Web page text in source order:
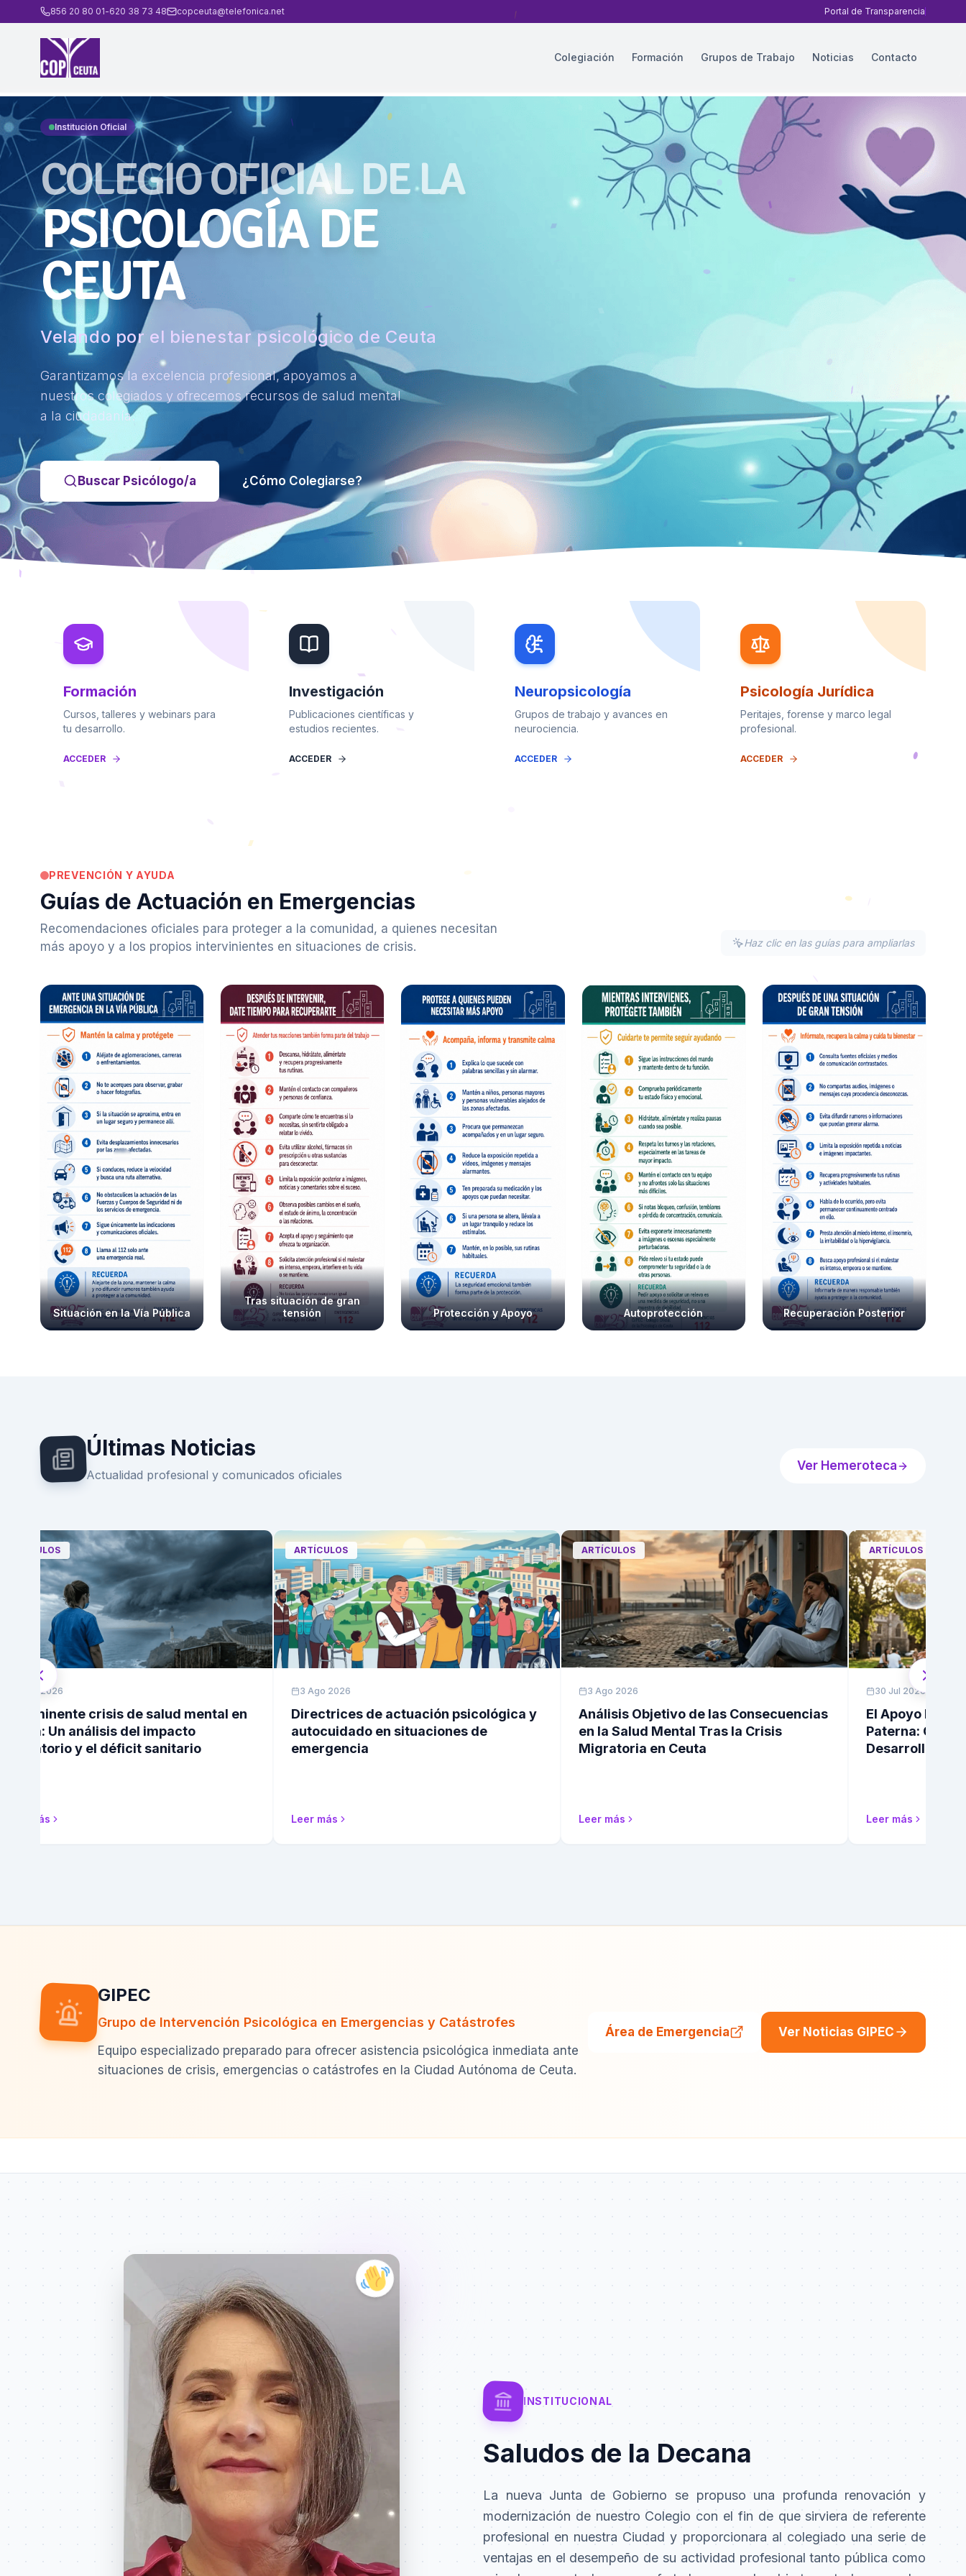
856 20 80 01-620 38 73 48 copceuta@telefonica.net Portal de Transparencia
Colegiación Formación Grupos de Trabajo Noticias Contacto
Institución Oficial
COLEGIO OFICIAL DE LA
PSICOLOGÍA DE
CEUTA
Velando por el bienestar psicológico de Ceuta
Garantizamos la excelencia profesional, apoyamos a
nuestros colegiados y ofrecemos recursos de salud mental
a la ciudadanía.
Buscar Psicólogo/a ¿Cómo Colegiarse?
Formación
Cursos, talleres y webinars para
tu desarrollo.
ACCEDER
Investigación
Publicaciones científicas y
estudios recientes.
ACCEDER
Neuropsicología
Grupos de trabajo y avances en
neurociencia.
ACCEDER
Psicología Jurídica
Peritajes, forense y marco legal
profesional.
ACCEDER
PREVENCIÓN Y AYUDA
Guías de Actuación en Emergencias
Recomendaciones oficiales para proteger a la comunidad, a quienes necesitan
más apoyo y a los propios intervinientes en situaciones de crisis.
Haz clic en las guías para ampliarlas
Situación en la Vía Pública
Tras situación de gran
tensión
Protección y Apoyo Autoprotección Recuperación Posterior
Últimas Noticias
Actualidad profesional y comunicados oficiales
Ver Hemeroteca
4 Ago 2026
inminente crisis de salud mental en
Un análisis del impacto
y el déficit sanitario
más
ARTÍCULOS
3 Ago 2026
Directrices de actuación psicológica y
autocuidado en situaciones de
emergencia
Leer más
ARTÍCULOS
3 Ago 2026
Análisis Objetivo de las Consecuencias
en la Salud Mental Tras la Crisis
Migratoria en Ceuta
Leer más
ARTÍCULOS
30 Jul 2026
El Apoyo
Paterna: Claves
Desarrollo
Leer más
GIPEC
Grupo de Intervención Psicológica en Emergencias y Catástrofes
Equipo especializado preparado para ofrecer asistencia psicológica inmediata ante
situaciones de crisis, emergencias o catástrofes en la Ciudad Autónoma de Ceuta.
Área de Emergencia Ver Noticias GIPEC
INSTITUCIONAL
Saludos de la Decana
La nueva Junta de Gobierno se propuso una profunda renovación y
modernización de nuestro Colegio con el fin de que sirviera de referente
profesional en nuestra Ciudad y proporcionara al colegiado una serie de
ventajas en el desempeño de su actividad profesional tanto pública como